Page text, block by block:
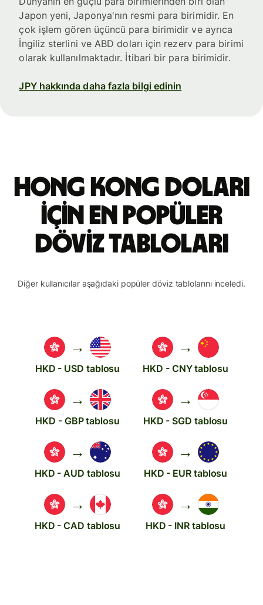
Japon yeni, Japonya'nın resmi para birimidir. En
çok işlem gören üçüncü para birimidir ve ayrıca
İngiliz sterlini ve ABD doları için rezerv para birimi
olarak kullanılmaktadır. İtibari bir para birimidir.
JPY hakkında daha fazla bilgi edinin
Hong Kong doları
için en popüler
döviz tabloları
Diğer kullanıcılar aşağıdaki popüler döviz tablolarını inceledi.
→
HKD - USD tablosu
→
HKD - CNY tablosu
→
HKD - GBP tablosu
→
HKD - SGD tablosu
→
HKD - AUD tablosu
→
HKD - EUR tablosu
→
HKD - CAD tablosu
→
HKD - INR tablosu